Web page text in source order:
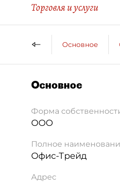
Торговля и услуги
Основное
Основное
Форма
ООО
Полное
Офис-Трейд
Адрес